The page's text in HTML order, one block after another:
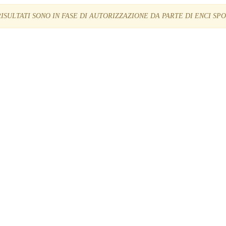
SONO IN FASE DI AUTORIZZAZIONE DA PARTE DI ENCI